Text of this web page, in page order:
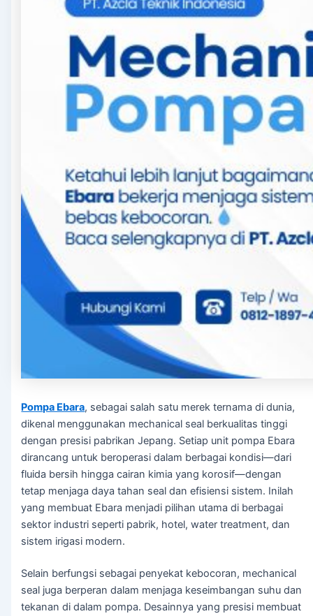
Genset V-GEN
Blog
Kontak
Pompa Ebara, sebagai salah satu merek ternama di dunia,
dikenal menggunakan mechanical seal berkualitas tinggi
dengan presisi pabrikan Jepang. Setiap unit pompa Ebara
dirancang untuk beroperasi dalam berbagai kondisi—dari
fluida bersih hingga cairan kimia yang korosif—dengan
tetap menjaga daya tahan seal dan efisiensi sistem. Inilah
yang membuat Ebara menjadi pilihan utama di berbagai
sektor industri seperti pabrik, hotel, water treatment, dan
sistem irigasi modern.
Selain berfungsi sebagai penyekat kebocoran, mechanical
seal juga berperan dalam menjaga keseimbangan suhu dan
tekanan di dalam pompa. Desainnya yang presisi membuat